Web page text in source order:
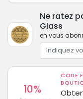
Ne ratez
Glass
en vous
10%
CODE